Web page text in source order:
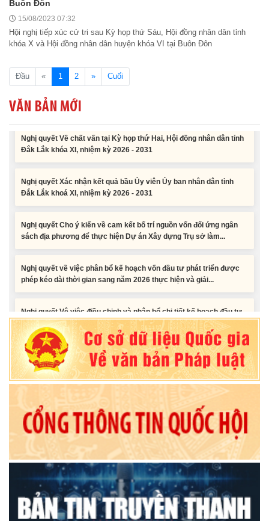
Buôn Đôn
15/08/2023 07:32
Hội nghị tiếp xúc cử tri sau Kỳ họp thứ Sáu, Hội đồng nhân dân tỉnh
khóa X và Hội đồng nhân dân huyện khóa VI tại Buôn Đôn
Đầu « 1 (current)
2 » Cuối
VĂN BẢN MỚI
phép kéo dài thời gian sang năm 2026 thực hiện và giải...
Nghị quyết Về chất vấn tại Kỳ họp thứ Hai, Hội đồng nhân dân tỉnh
Đắk Lắk khóa XI, nhiệm kỳ 2026 - 2031
Nghị quyết Xác nhận kết quả bầu Ủy viên Ủy ban nhân dân tỉnh
Đắk Lắk khoá XI, nhiệm kỳ 2026 - 2031
Nghị quyết Cho ý kiến về cam kết bố trí nguồn vốn đối ứng ngân
sách địa phương để thực hiện Dự án Xây dựng Trụ sở làm...
Nghị quyết về việc phân bổ kế hoạch vốn đầu tư phát triển được
phép kéo dài thời gian sang năm 2026 thực hiện và giải...
Nghị quyết Vê việc điều chinh và phân bổ chi tiết kế hoạch đầu tư
công năm 2026 nguồn vốn ngân sách địa phương (đợt 2)
Nghị quyết Về chất vấn tại Kỳ họp thứ Hai, Hội đồng nhân dân tỉnh
Đắk Lắk khóa XI, nhiệm kỳ 2026 - 2031
Nghị quyết Xác nhận kết quả bầu Ủy viên Ủy ban nhân dân tỉnh
Đắk Lắk khoá XI, nhiệm kỳ 2026 - 2031
Tiểu phẩm audio spot Tiếng Ê đê - TP25
Tiểu phẩm audio spot Tiếng Ê đê - TP24
Tiểu phẩm audio spot Tiếng Ê đê - TP23
Tiểu phẩm audio spot Tiếng Ê đê - TP22